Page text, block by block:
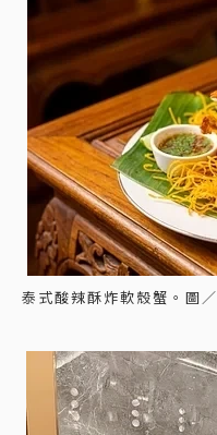
泰式酸辣酥炸軟殼蟹。圖／